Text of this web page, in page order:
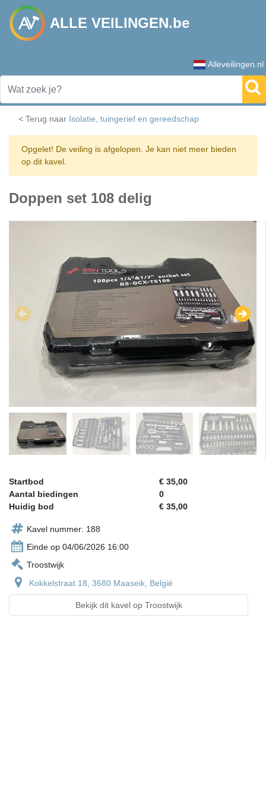
ALLE VEILINGEN.be
Alleveilingen.nl
< Terug naar Isolatie, tuingerief en gereedschap
Opgelet! De veiling is afgelopen. Je kan niet meer bieden
op dit kavel.
Doppen set 108 delig
Startbod
€ 35,00
Aantal biedingen
0
Huidig bod
€ 35,00
Kavel nummer: 188
Einde op 04/06/2026 16:00
Troostwijk
Kokkelstraat 18, 3680 Maaseik, België
Bekijk dit kavel op Troostwijk